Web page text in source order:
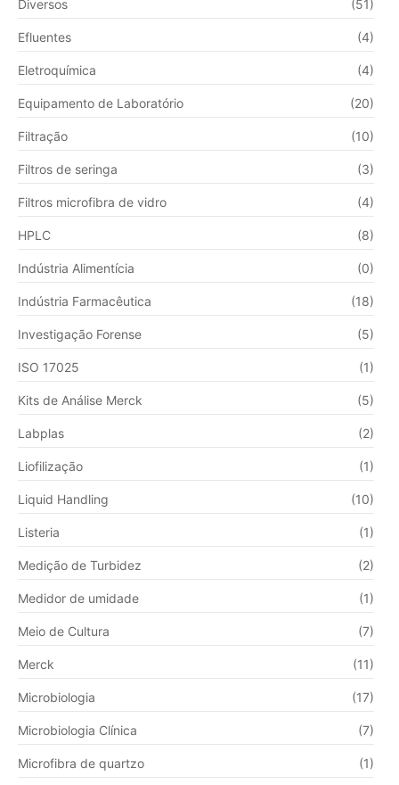
Diversos (51)
Efluentes (4)
Eletroquímica (4)
Equipamento de Laboratório (20)
Filtração (10)
Filtros de seringa (3)
Filtros microfibra de vidro (4)
HPLC (8)
Indústria Alimentícia (0)
Indústria Farmacêutica (18)
Investigação Forense (5)
ISO 17025 (1)
Kits de Análise Merck (5)
Labplas (2)
Liofilização (1)
Liquid Handling (10)
Listeria (1)
Medição de Turbidez (2)
Medidor de umidade (1)
Meio de Cultura (7)
Merck (11)
Microbiologia (17)
Microbiologia Clínica (7)
Microfibra de quartzo (1)